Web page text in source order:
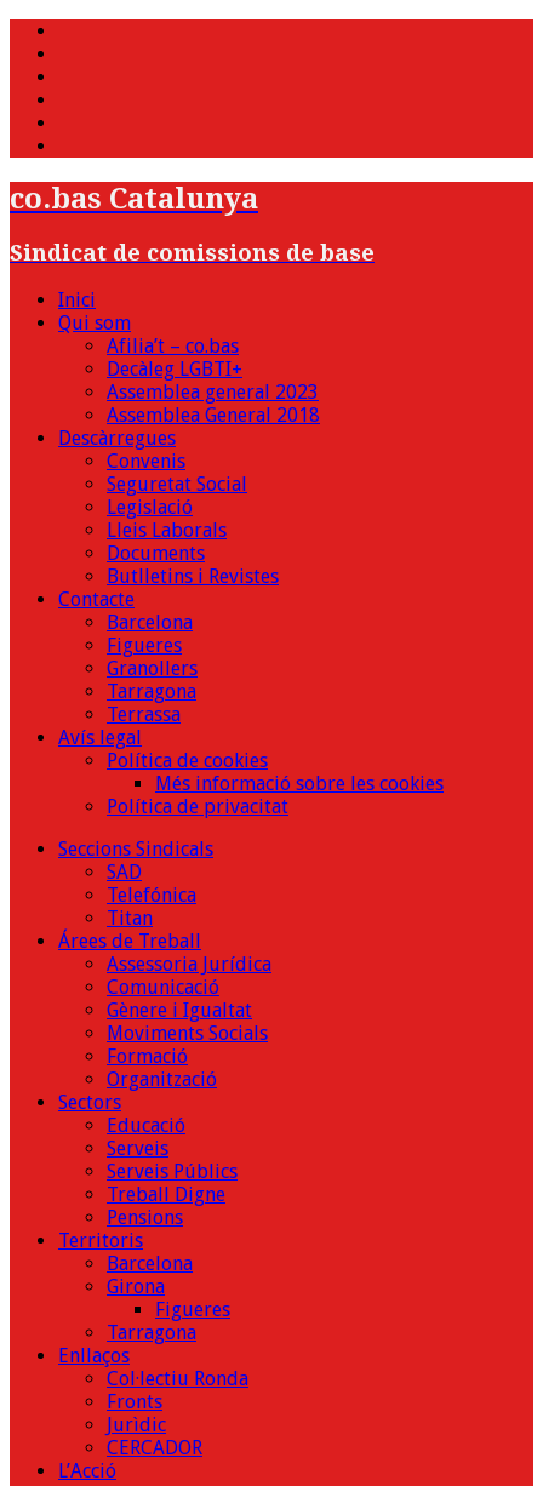
co.bas Catalunya
Sindicat de comissions de base
Inici
Qui som
Afilia’t – co.bas
Decàleg LGBTI+
Assemblea general 2023
Assemblea General 2018
Descàrregues
Convenis
Seguretat Social
Legislació
Lleis Laborals
Documents
Butlletins i Revistes
Contacte
Barcelona
Figueres
Granollers
Tarragona
Terrassa
Avís legal
Política de cookies
Més informació sobre les cookies
Política de privacitat
Seccions Sindicals
SAD
Telefónica
Titan
Árees de Treball
Assessoria Jurídica
Comunicació
Gènere i Igualtat
Moviments Socials
Formació
Organització
Sectors
Educació
Serveis
Serveis Públics
Treball Digne
Pensions
Territoris
Barcelona
Girona
Figueres
Tarragona
Enllaços
Col·lectiu Ronda
Fronts
Jurìdic
CERCADOR
L’Acció